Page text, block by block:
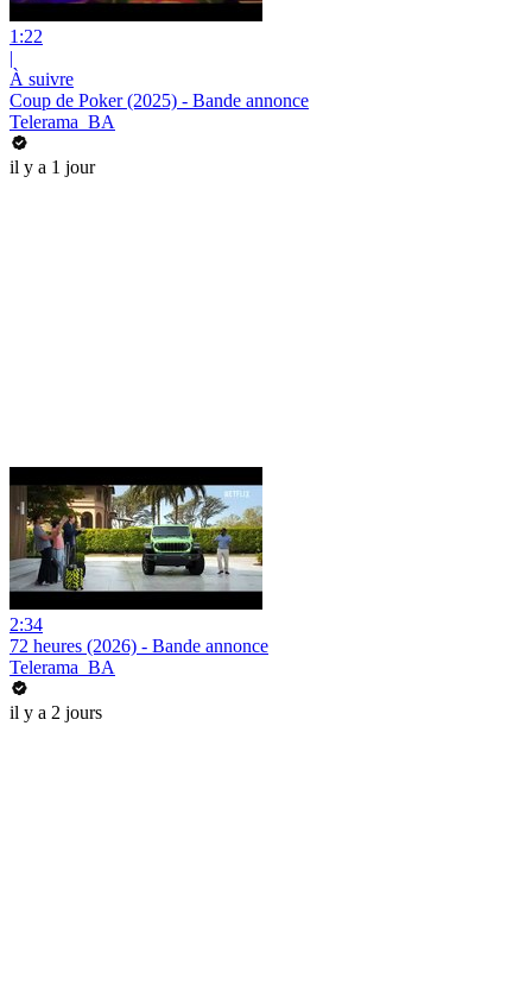
1:22
|
À suivre
Coup de Poker (2025) - Bande annonce
Telerama_BA
il y a 1 jour
2:34
72 heures (2026) - Bande annonce
Telerama_BA
il y a 2 jours